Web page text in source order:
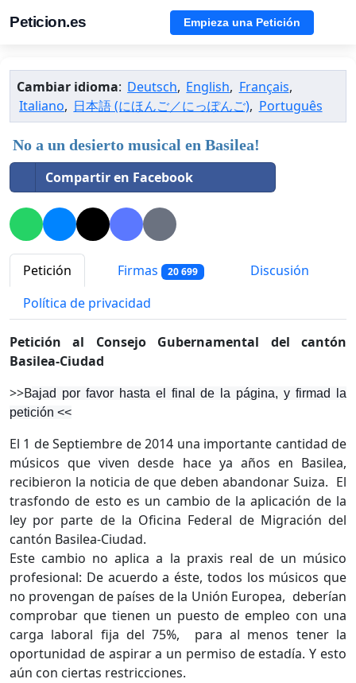
Peticion.es Empieza una Petición
Cambiar idioma: Deutsch, English, Français,
Italiano, 日本語 (にほんご／にっぽんご), Português
No a un desierto musical en Basilea!
Compartir en Facebook
Petición Firmas 20 699
Discusión
Política de privacidad
Petición al Consejo Gubernamental del cantón
Basilea-Ciudad
>>Bajad por favor hasta el final de la página, y firmad la
petición <<
El 1 de Septiembre de 2014 una importante cantidad de
músicos que viven desde hace ya años en Basilea,
recibieron la noticia de que deben abandonar Suiza. El
trasfondo de esto es un cambio de la aplicación de la
ley por parte de la Oficina Federal de Migración del
cantón Basilea-Ciudad.
Este cambio no aplica a la praxis real de un músico
profesional: De acuerdo a éste, todos los músicos que
no provengan de países de la Unión Europea, deberían
comprobar que tienen un puesto de empleo con una
carga laboral fija del 75%,
para al menos tener la
oportunidad de aspirar a un permiso de estadía. Y esto
aún con ciertas restricciones.